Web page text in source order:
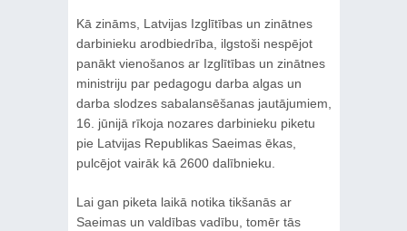
Kā zināms, Latvijas Izglītības un zinātnes
darbinieku arodbiedrība, ilgstoši nespējot
panākt vienošanos ar Izglītības un zinātnes
ministriju par pedagogu darba algas un
darba slodzes sabalansēšanas jautājumiem,
16. jūnijā rīkoja nozares darbinieku piketu
pie Latvijas Republikas Saeimas ēkas,
pulcējot vairāk kā 2600 dalībnieku.
Lai gan piketa laikā notika tikšanās ar
Saeimas un valdības vadību, tomēr tās